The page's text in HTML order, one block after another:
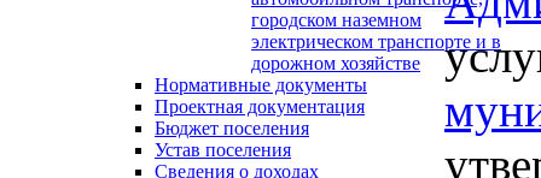
городском наземном
электрическом транспорте и в
дорожном хозяйстве
Нормативные документы
Проектная документация
Бюджет поселения
Устав поселения
Сведения о доходах